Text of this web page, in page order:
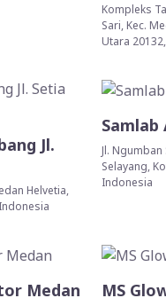
Kompleks
Sari, Kec.
Utara
Jl.
Helvetia,
Samlab
Jl.
Selayang,
Indonesia
Medan MS